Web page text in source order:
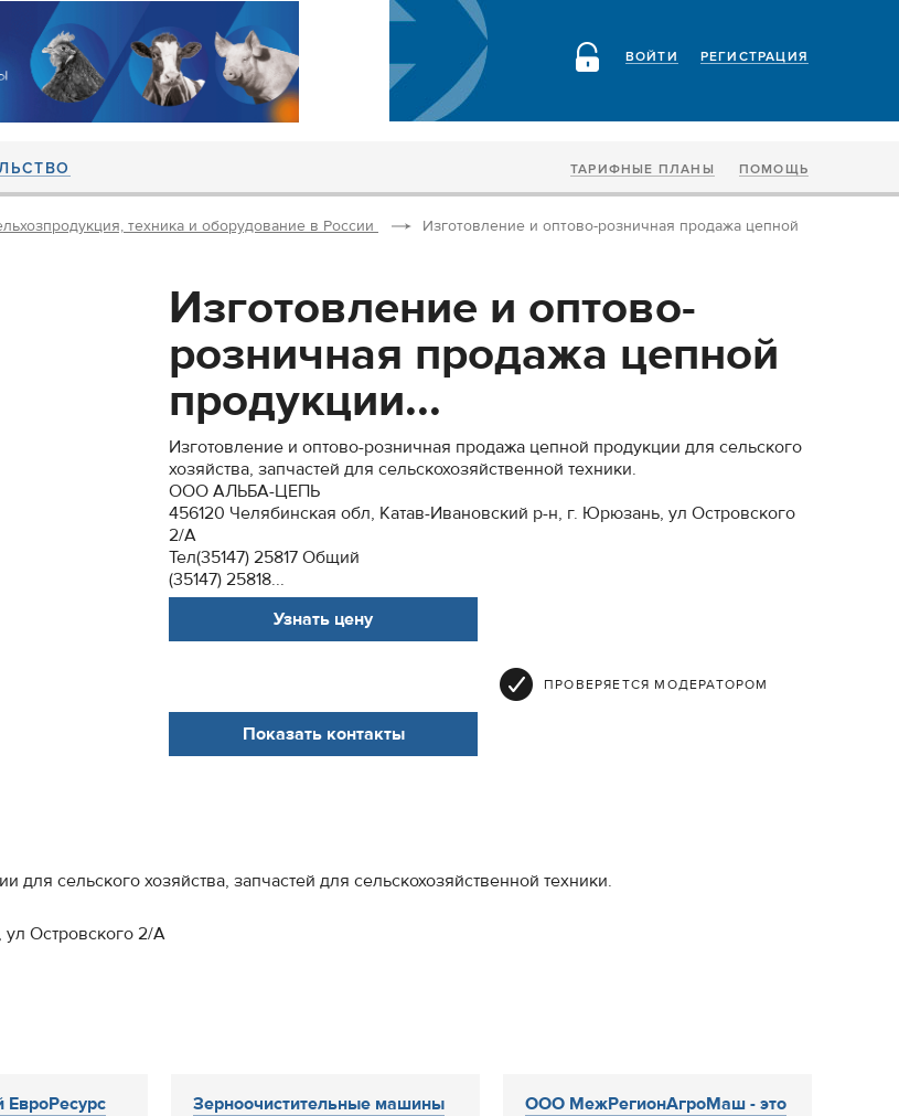
РЕГИСТРАЦИЯ
ВОЙТИ
ТАРИФНЫЕ ПЛАНЫ ПОМОЩЬ
техника и оборудование в России Изготовление и оптово-розничная продажа цепной
Изготовление и оптово-
розничная продажа цепной
продукции...
Изготовление и оптово-розничная продажа цепной продукции для сельского
хозяйства, запчастей для сельскохозяйственной техники.
ООО АЛЬБА-ЦЕПЬ
456120 Челябинская обл, Катав-Ивановский р-н, г. Юрюзань, ул Островского
2/А
Тел(35147) 25817 Общий
(35147) 25818...
Узнать цену
ПРОВЕРЯЕТСЯ МОДЕРАТОРОМ
Показать контакты
сельского хозяйства, запчастей для сельскохозяйственной техники.
Островского 2/А
ЕвроРесурс
Зерноочистительные машины
ООО МежРегионАгроМаш - это